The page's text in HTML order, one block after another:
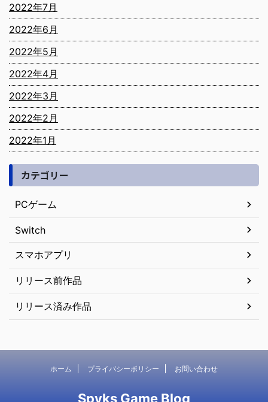
2022年7月
2022年6月
2022年5月
2022年4月
2022年3月
2022年2月
2022年1月
カテゴリー
PCゲーム
Switch
スマホアプリ
リリース前作品
リリース済み作品
ホーム プライバシーポリシー お問い合わせ
Spyks Game Blog